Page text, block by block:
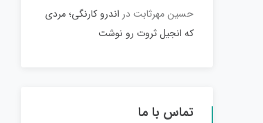
حسین مهرثابتدر اندرو کارنگی؛ مردی
که انجیل ثروت رو نوشت
تماس با ما